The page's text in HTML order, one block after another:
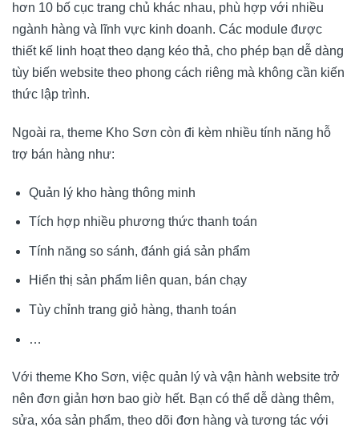
hơn 10 bố cục trang chủ khác nhau, phù hợp với nhiều
ngành hàng và lĩnh vực kinh doanh. Các module được
thiết kế linh hoạt theo dạng kéo thả, cho phép bạn dễ dàng
tùy biến website theo phong cách riêng mà không cần kiến
thức lập trình.
Ngoài ra, theme Kho Sơn còn đi kèm nhiều tính năng hỗ
trợ bán hàng như:
Quản lý kho hàng thông minh
Tích hợp nhiều phương thức thanh toán
Tính năng so sánh, đánh giá sản phẩm
Hiển thị sản phẩm liên quan, bán chạy
Tùy chỉnh trang giỏ hàng, thanh toán
…
Với theme Kho Sơn, việc quản lý và vận hành website trở
nên đơn giản hơn bao giờ hết. Bạn có thể dễ dàng thêm,
sửa, xóa sản phẩm, theo dõi đơn hàng và tương tác với